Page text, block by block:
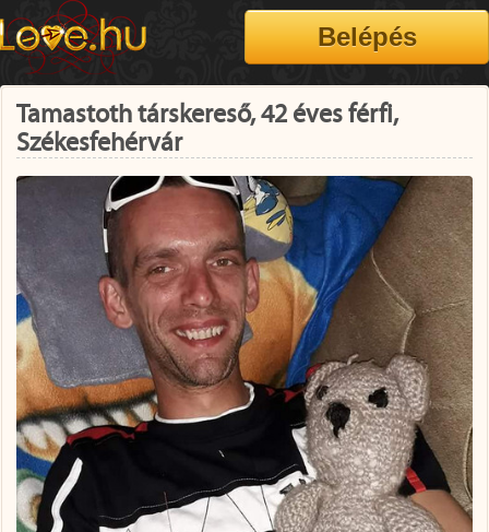
Tamastoth társkereső, 42 éves férfi,
Székesfehérvár